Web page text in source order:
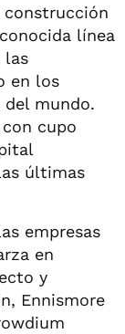
construcción
línea
las
en los
mundo.
cupo
últimas
empresas
en
y
Ennismore